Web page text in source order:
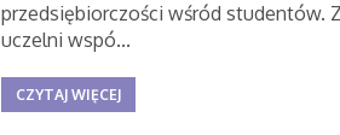
przedsiębiorczości wśród studentów.
uczelni wspó...
CZYTAJ WIĘCEJ